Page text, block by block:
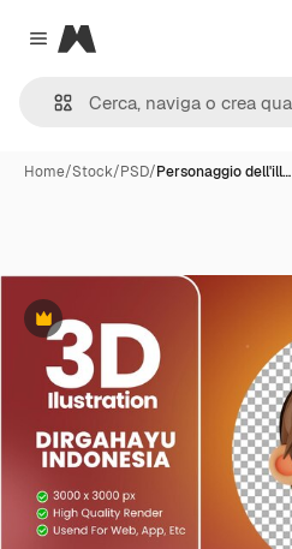
Close menu
Magnific
Home/Stock/PSD/Personaggio dell'ill…
Premium